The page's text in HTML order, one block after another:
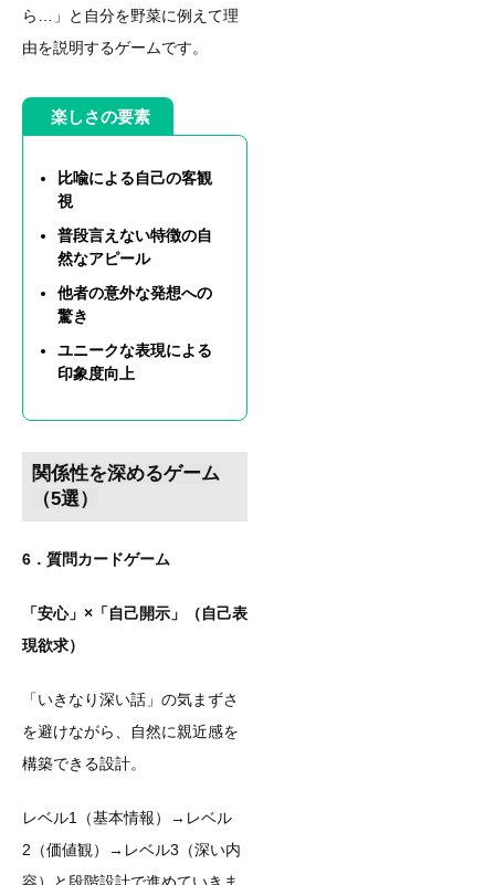
ら…」と自分を野菜に例えて理
由を説明するゲームです。
楽しさの要素
比喩による自己の客観
視
普段言えない特徴の自
然なアピール
他者の意外な発想への
驚き
ユニークな表現による
印象度向上
関係性を深めるゲーム
（5選）
6．質問カードゲーム
「安心」×「自己開示」（自己表
現欲求）
「いきなり深い話」の気まずさ
を避けながら、自然に親近感を
構築できる設計。
レベル1（基本情報）→レベル
2（価値観）→レベル3（深い内
容）と段階設計で進めていきま